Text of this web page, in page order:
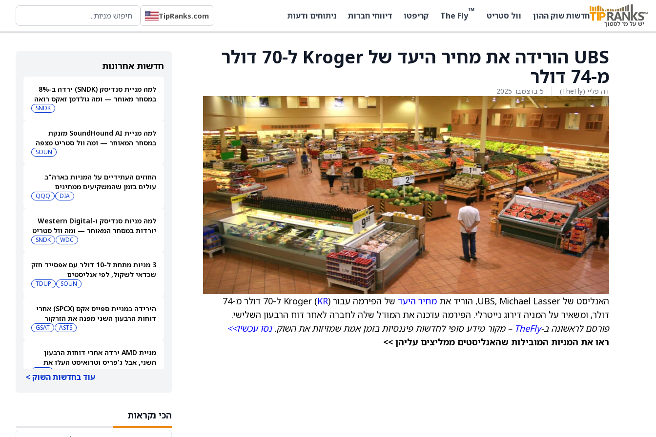
חדשות שוק ההון וול סטריט ™
The Fly קריפטו דיווחי חברות ניתוחים ודעות TipRanks.com
חדשות אחרונות
למה מניית סנדיסק (SNDK) ירדה ב-8%
במסחר מאוחר — ומה גולדמן זאקס רואה
SNDK
למה מניית SoundHound AI מזנקת
במסחר המאוחר — ומה וול סטריט מצפה
SOUN
החוזים העתידיים על המניות בארה"ב
עולים בזמן שהמשקיעים ממתינים
DIA
QQQ
למה מניות סנדיסק ו-Western Digital
יורדות במסחר המאוחר — ומה וול סטריט
WDC
SNDK
3 מניות מתחת ל-10 דולר עם אפסייד חזק
שכדאי לשקול, לפי אנליסטים
SOUN
TDUP
הירידה במניית ספייס אקס (SPCX) אחרי
דוחות הרבעון השני מפנה את הזרקור
לקרנות סל חלל עם חשיפה גבוהה
ASTS
GSAT
מניית AMD ירדה אחרי דוחות הרבעון
השני, אבל ג'פריס וטרואיסט העלו את
עוד בחדשות השוק >
הכי נקראות
UBS הורידה את מחיר היעד של Kroger ל-70 דולר
מ-74 דולר
דה פליי (TheFly) 5 בדצמבר 2025
האנליסט של UBS, Michael Lasser, הוריד את מחיר היעד של הפירמה עבור Kroger ( KR
) ל-70 דולר מ-74
דולר, ומשאיר על המניה דירוג נייטרלי. הפירמה עדכנה את המודל שלה לחברה לאחר דוח הרבעון השלישי.
פורסם לראשונה ב-TheFly – מקור מידע סופי לחדשות פיננסיות בזמן אמת שמזיזות את השוק.נסו עכשיו>>
ראו את המניות המובילות שהאנליסטים ממליצים עליהן >>